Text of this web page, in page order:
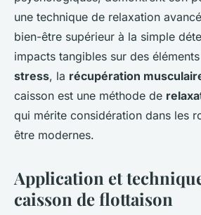
une technique de relaxation
bien-être supérieur à la simple
impacts tangibles sur des
stress, la récupération
caisson est une méthode de
qui mérite considération dans les
être modernes.
Application et
caisson de flottaison